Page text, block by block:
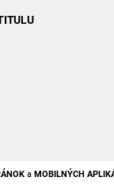
a MOBILNÝCH